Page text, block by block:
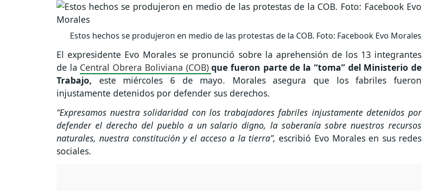
Estos hechos se produjeron en medio de las protestas de la COB. Foto: Facebook Evo Morales
El expresidente Evo Morales se pronunció sobre la aprehensión de los 13 integrantes
de la Central Obrera Boliviana (COB)que fueron parte de la “toma” del Ministerio de
Trabajo, este miércoles 6 de mayo. Morales asegura que los fabriles fueron
injustamente detenidos por defender sus derechos.
“Expresamos nuestra solidaridad con los trabajadores fabriles injustamente detenidos por
defender el derecho del pueblo a un salario digno, la soberanía sobre nuestros recursos
naturales, nuestra constitución y el acceso a la tierra”, escribió Evo Morales en sus redes
sociales.